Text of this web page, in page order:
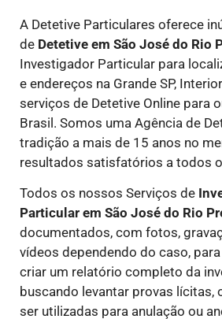
A Detetive Particulares oferece
de Detetive em São José do Rio
Investigador Particular para
e endereços na Grande SP,
serviços de Detetive Online para
Brasil. Somos uma Agência de
tradição a mais de 15 anos no
resultados satisfatórios a todos
Todos os nossos Serviços de
Particular em São José do Rio
documentados, com fotos,
vídeos dependendo do caso,
criar um relatório completo da
buscando levantar provas lícitas,
ser utilizadas para anulação ou